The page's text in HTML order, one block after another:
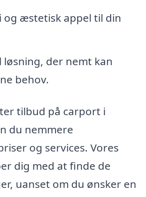
æstetisk appel til din
løsning, der nemt kan
behov.
tilbud på carport i
du nemmere
og services. Vores
dig med at finde de
uanset om du ønsker en